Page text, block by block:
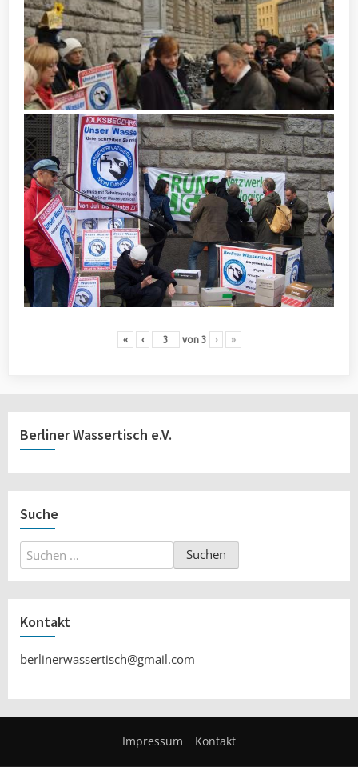
« ‹ von 3 › »
Berliner Wassertisch e.V.
Suche
Suchen
nach:
Kontakt
berlinerwassertisch@gmail.com
Impressum Kontakt